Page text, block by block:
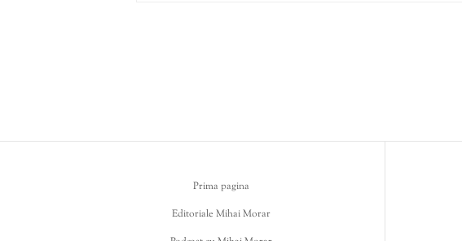
Prima pagina
Editoriale Mihai Morar